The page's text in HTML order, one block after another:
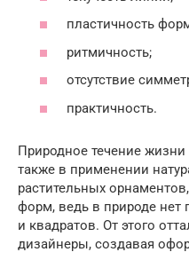
пластичность
ритмичность;
отсутствие
практичность.
Природное течение
также в применении
растительных
форм, ведь в природе нет
и квадратов. От этого
дизайнеры, создавая